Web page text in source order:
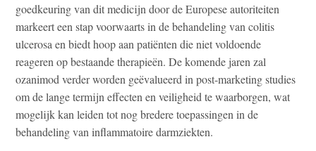
goedkeuring van dit medicijn door de Europese autoriteiten
markeert een stap voorwaarts in de behandeling van colitis
ulcerosa en biedt hoop aan patiënten die niet voldoende
reageren op bestaande therapieën. De komende jaren zal
ozanimod verder worden geëvalueerd in post-marketing studies
om de lange termijn effecten en veiligheid te waarborgen, wat
mogelijk kan leiden tot nog bredere toepassingen in de
behandeling van inflammatoire darmziekten.